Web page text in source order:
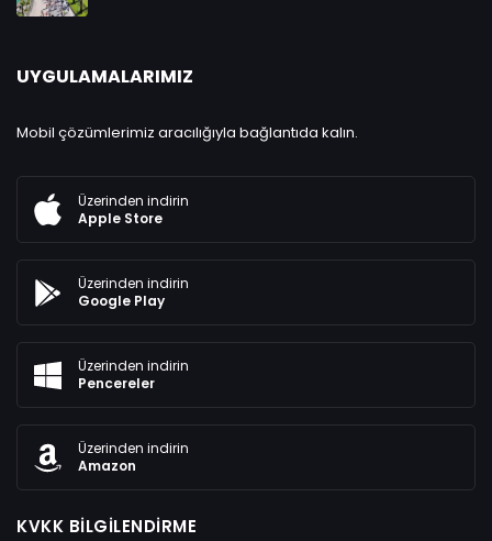
UYGULAMALARIMIZ
Mobil çözümlerimiz aracılığıyla bağlantıda kalın.
Üzerinden indirin
Apple Store
Üzerinden indirin
Google Play
Üzerinden indirin
Pencereler
Üzerinden indirin
Amazon
KVKK BILGILENDIRME